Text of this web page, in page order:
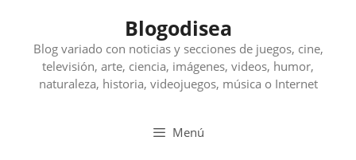
contenido
Blogodisea
Blog variado con noticias y secciones de juegos, cine,
televisión, arte, ciencia, imágenes, videos, humor,
naturaleza, historia, videojuegos, música o Internet
Menú